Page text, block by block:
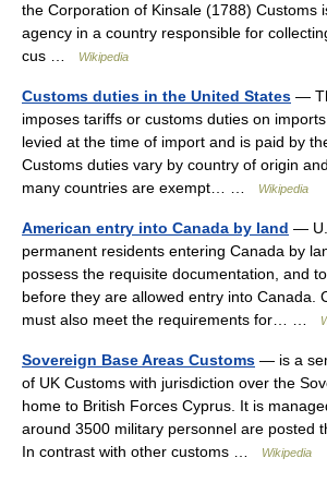
the Corporation of Kinsale (1788) Customs
agency in a country responsible for
cus …
Wikipedia
Customs duties in the United States —
imposes tariffs or customs duties on
levied at the time of import and is paid by
Customs duties vary by country of origin
many countries are exempt… …
Wikipedia
American entry into Canada by land —
permanent residents entering Canada by
possess the requisite documentation, and
before they are allowed entry into Canada.
must also meet the requirements for… …
Sovereign Base Areas Customs — is a
of UK Customs with jurisdiction over the
home to British Forces Cyprus. It is
around 3500 military personnel are posted
In contrast with other customs …
Wikipedia